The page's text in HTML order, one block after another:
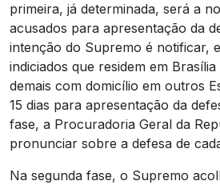
primeira, já determinada, será a
acusados para apresentação da
intenção do Supremo é notificar,
indiciados que residem em
demais com domicílio em outros
15 dias para apresentação da
fase, a Procuradoria Geral da
pronunciar sobre a defesa de
Na segunda fase, o Supremo